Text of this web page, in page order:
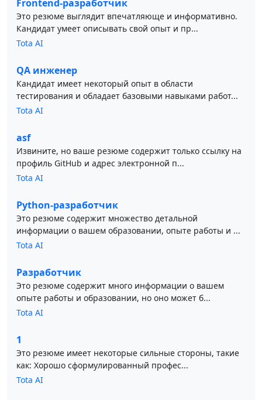
Frontend-разработчик
Это резюме выглядит впечатляюще и информативно.
Кандидат умеет описывать свой опыт и пр...
Tota AI
QA инженер
Кандидат имеет некоторый опыт в области
тестирования и обладает базовыми навыками работ...
Tota AI
asf
Извините, но ваше резюме содержит только ссылку на
профиль GitHub и адрес электронной п...
Tota AI
Python-разработчик
Это резюме содержит множество детальной
информации о вашем образовании, опыте работы и ...
Tota AI
Разработчик
Это резюме содержит много информации о вашем
опыте работы и образовании, но оно может б...
Tota AI
1
Это резюме имеет некоторые сильные стороны, такие
как: Хорошо сформулированный профес...
Tota AI